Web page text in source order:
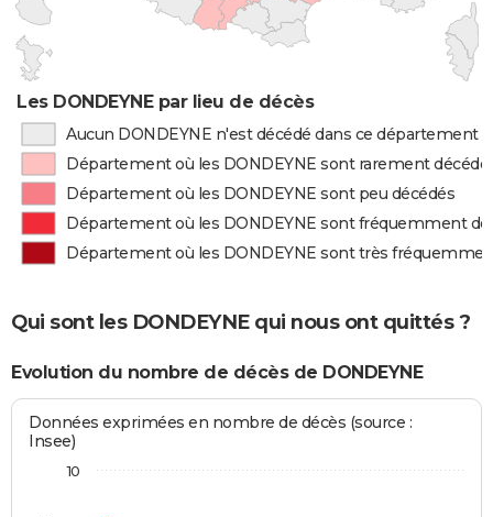
Les DONDEYNE par lieu de décès
Aucun DONDEYNE n'est décédé dans ce département
Département où les DONDEYNE sont rarement
Département où les DONDEYNE sont peu décédés
Département où les DONDEYNE sont fréquemment
Département où les DONDEYNE sont très
Qui sont les DONDEYNE qui nous ont quittés ?
Evolution du nombre de décès de DONDEYNE
Données exprimées en nombre de décès (source :
Insee)
10